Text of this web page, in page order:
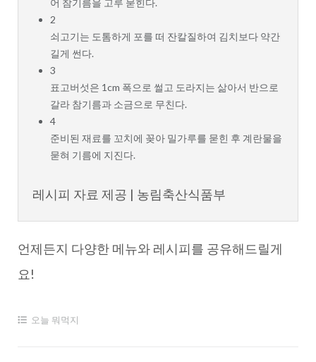
2
쇠고기는 도톰하게 포를 떠 잔칼질하여 김치보다 약간
길게 썬다.
3
표고버섯은 1cm 폭으로 썰고 도라지는 삶아서 반으로
갈라 참기름과 소금으로 무친다.
4
준비된 재료를 꼬치에 꽂아 밀가루를 묻힌 후 계란물을
묻혀 기름에 지진다.
레시피 자료 제공 | 농림축산식품부
언제든지 다양한 메뉴와 레시피를 공유해드릴게
요!
오늘 뭐먹지